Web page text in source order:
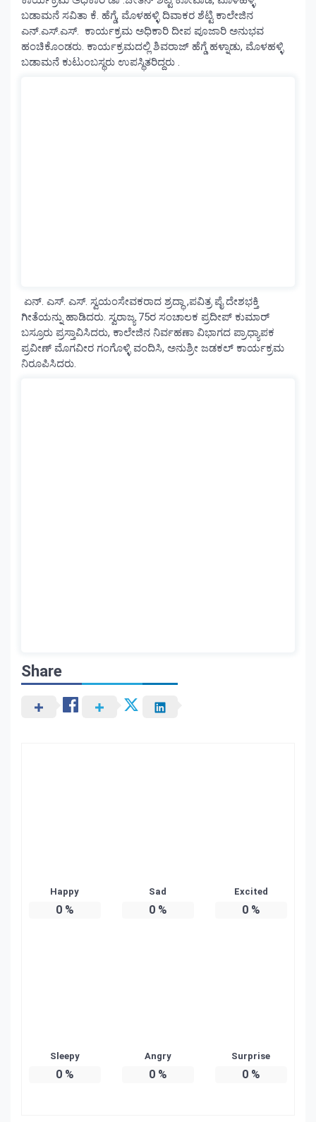
ಬಡಾಮನೆ ಸವಿತಾ ಕೆ. ಹೆಗ್ಡೆ, ಮೊಳಹಳ್ಳಿ ದಿವಾಕರ ಶೆಟ್ಟಿ ಕಾಲೇಜಿನ
ಎನ್.ಎಸ್.ಎಸ್. ಕಾರ್ಯಕ್ರಮ ಅಧಿಕಾರಿ ದೀಪ ಪೂಜಾರಿ ಅನುಭವ
ಹಂಚಿಕೊಂಡರು. ಕಾರ್ಯಕ್ರಮದಲ್ಲಿ ಶಿವರಾಜ್ ಹೆಗ್ಡೆ ಹಳ್ನಾಡು, ಮೊಳಹಳ್ಳಿ
ಬಡಾಮನೆ ಕುಟುಂಬಸ್ಥರು ಉಪಸ್ಥಿತರಿದ್ದರು .
ಏನ್. ಎಸ್. ಎಸ್. ಸ್ವಯಂಸೇವಕರಾದ ಶ್ರದ್ಧಾ ,ಪವಿತ್ರ ಪೈ ದೇಶಭಕ್ತಿ
ಗೀತೆಯನ್ನು ಹಾಡಿದರು. ಸ್ವರಾಜ್ಯ 75ರ ಸಂಚಾಲಕ ಪ್ರದೀಪ್ ಕುಮಾರ್
ಬಸ್ರೂರು ಪ್ರಸ್ತಾವಿಸಿದರು, ಕಾಲೇಜಿನ ನಿರ್ವಹಣಾ ವಿಭಾಗದ ಪ್ರಾಧ್ಯಾಪಕ
ಪ್ರವೀಣ್ ಮೊಗವೀರ ಗಂಗೊಳ್ಳಿ ವಂದಿಸಿ, ಅನುಶ್ರೀ ಜಡಕಲ್ ಕಾರ್ಯಕ್ರಮ
ನಿರೂಪಿಸಿದರು.
Share
Happy
0%
Sad
0%
Excited
0%
Sleepy
0%
Angry
0%
Surprise
0%